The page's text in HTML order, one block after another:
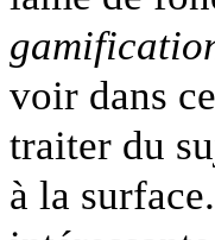
voir dans
traiter du
à la